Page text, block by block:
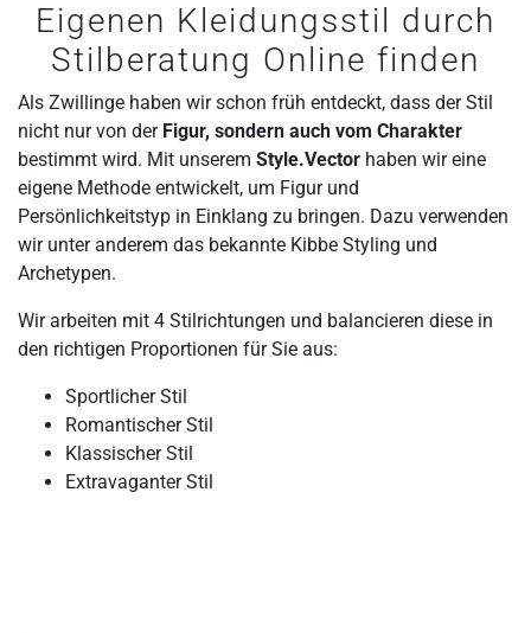
Eigenen Kleidungsstil durch
Stilberatung Online finden
Als Zwillinge haben wir schon früh entdeckt, dass der Stil
nicht nur von der Figur, sondern auch vom Charakter
bestimmt wird. Mit unserem Style.Vector haben wir eine
eigene Methode entwickelt, um Figur und
Persönlichkeitstyp in Einklang zu bringen. Dazu verwenden
wir unter anderem das bekannte Kibbe Styling und
Archetypen.
Wir arbeiten mit 4 Stilrichtungen und balancieren diese in
den richtigen Proportionen für Sie aus:
Sportlicher Stil
Romantischer Stil
Klassischer Stil
Extravaganter Stil